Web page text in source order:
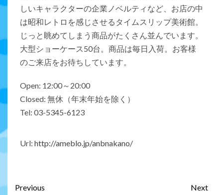
しいキャラクターの企業ノベルティなど、お店の中
は昭和レトロを感じさせるタイムスリップ美術館。
じっと眺めてしまう商品がたくさん並んでいます。
大型ショーケース50台。商品は毎日入荷。お客様
のご来店をお待ちしています。
Open: 12:00～20:00
Closed: 無休（年末年始を除く）
Tel: 03-5345-6123
Url: http://ameblo.jp/anbnakano/
Previous
Next